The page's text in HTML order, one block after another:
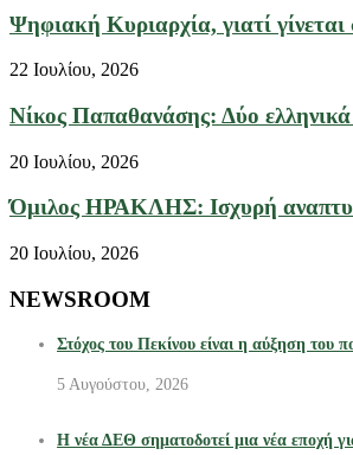
Ψηφιακή Κυριαρχία, γιατί
22 Ιουλίου, 2026
Νίκος Παπαθανάσης: Δύο
20 Ιουλίου, 2026
Όμιλος ΗΡΑΚΛΗΣ: Ισχυρή
20 Ιουλίου, 2026
NEWSROOM
Στόχος του Πεκίνου είναι η αύξηση του
5 Αυγούστου, 2026
Η νέα ΔΕΘ σηματοδοτεί μια νέα εποχή